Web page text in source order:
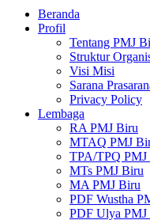
Beranda
Profil
Tentang PMJ
Struktur
Visi Misi
Sarana
Privacy Policy
Lembaga
RA PMJ Biru
MTAQ PMJ
TPA/TPQ PMJ
MTs PMJ Biru
MA PMJ Biru
PDF Wustha
PDF Ulya PMJ